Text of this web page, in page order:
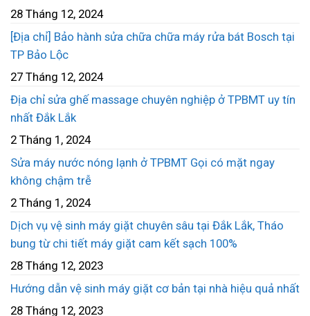
28 Tháng 12, 2024
[Địa chỉ] Bảo hành sửa chữa chữa máy rửa bát Bosch tại
TP Bảo Lộc
27 Tháng 12, 2024
Địa chỉ sửa ghế massage chuyên nghiệp ở TPBMT uy tín
nhất Đắk Lắk
2 Tháng 1, 2024
Sửa máy nước nóng lạnh ở TPBMT Gọi có mặt ngay
không chậm trễ
2 Tháng 1, 2024
Dịch vụ vệ sinh máy giặt chuyên sâu tại Đắk Lắk, Tháo
bung từ chi tiết máy giặt cam kết sạch 100%
28 Tháng 12, 2023
Hướng dẫn vệ sinh máy giặt cơ bản tại nhà hiệu quả nhất
28 Tháng 12, 2023